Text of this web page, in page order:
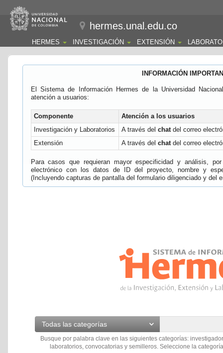
hermes.unal.edu.co
HERMES INVESTIGACIÓN EXTENSIÓN
INFORMACIÓN
El Sistema de Información Hermes de la Universidad
atención a usuarios:
Componente
Atención a los usuarios
Investigación y Laboratorios
A través del chatdel correo
Extensión
A través del chatdel correo
Para casos que requieran mayor especificidad y análisis,
electrónico con los datos de ID del proyecto, nombre y
(Incluyendo capturas de pantalla del formulario diligenciado y del
Todas las categorías
Busque por palabra clave en las siguientes categorías:
laboratorios, convocatorias y semilleros. Seleccione la